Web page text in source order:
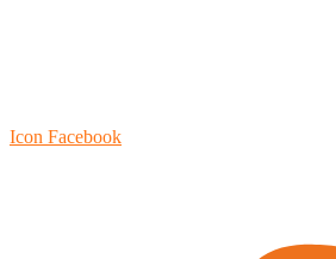
Icon Facebook